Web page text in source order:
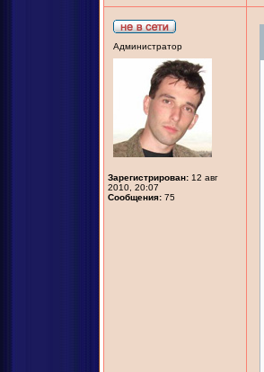
Администратор
Зарегистрирован: 12 авг
2010, 20:07
Сообщения: 75